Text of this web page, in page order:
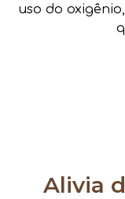
uso do
Alivia